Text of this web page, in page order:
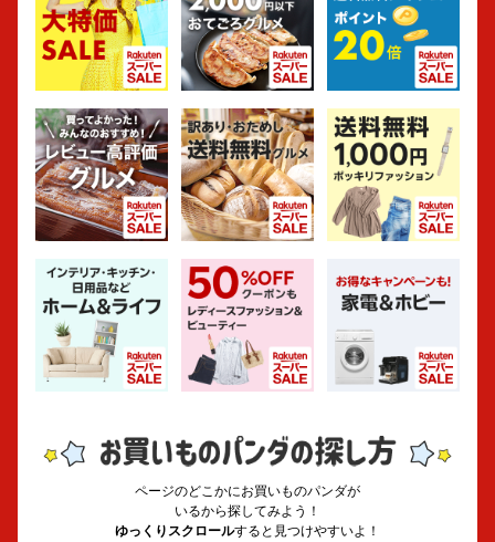
ページのどこかにお買いものパンダが
いるから探してみよう！
ゆっくりスクロールすると見つけやすいよ！